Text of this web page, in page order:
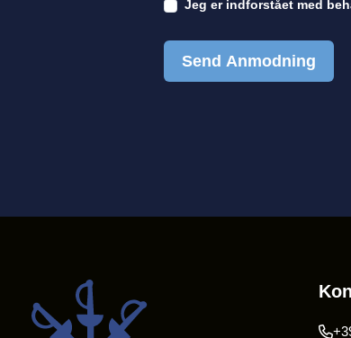
Jeg er indforstået med
Send Anmodning